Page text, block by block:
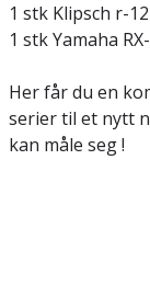
1 stk Klipsch r-
1 stk Yamaha
Her får du en
serier til et nytt
kan måle seg !